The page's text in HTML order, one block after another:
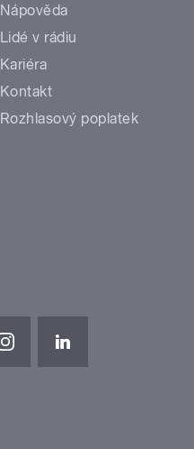
Nápověda
Lidé v rádiu
Kariéra
Kontakt
Rozhlasový poplatek